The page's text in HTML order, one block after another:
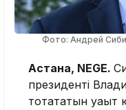
Фото: Андрей
Астана, NEGE.
президенті
тоқтататын уақыт